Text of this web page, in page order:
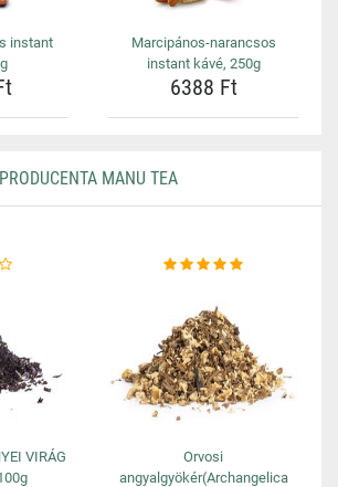
instant
Marcipános-narancsos
instant kávé, 250g
6388 Ft
MANU TEA
VIRÁG
Orvosi
angyalgyökér(Archangelica